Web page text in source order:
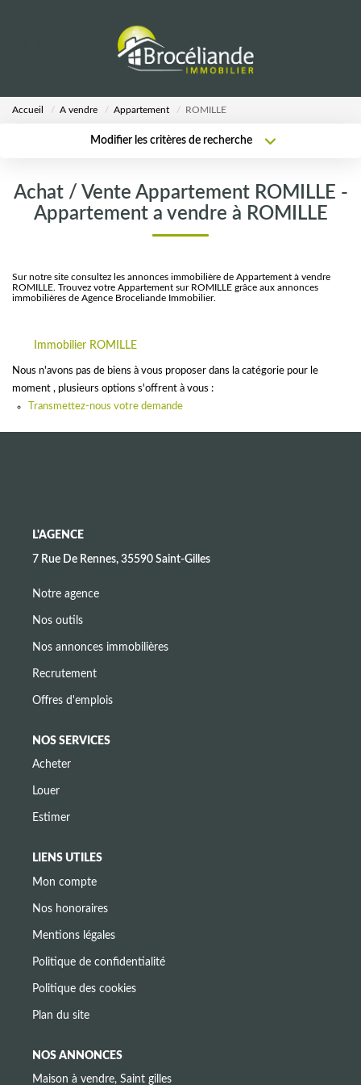
CONTACT
Accueil A vendre Appartement ROMILLE
Modifier les critères de recherche
Sélectionnez...
Type de bien
Surface min
Créer une alerte
Achat / Vente Appartement ROMILLE -
Appartement a vendre à ROMILLE
Sur notre site consultez les annonces immobilière de Appartement à vendre
ROMILLE. Trouvez votre Appartement sur ROMILLE grâce aux annonces
immobilières de Agence Broceliande Immobilier.
Immobilier ROMILLE
Nous n'avons pas de biens à vous proposer dans la catégorie pour le
moment , plusieurs options s'offrent à vous :
Transmettez-nous votre demande
L'AGENCE
7 Rue De Rennes, 35590 Saint-Gilles
Notre agence
Nos outils
Nos annonces immobilières
Recrutement
Offres d'emplois
NOS SERVICES
Acheter
Louer
Estimer
LIENS UTILES
Mon compte
Nos honoraires
Mentions légales
Politique de confidentialité
Politique des cookies
Plan du site
NOS ANNONCES
Maison à vendre, Saint gilles